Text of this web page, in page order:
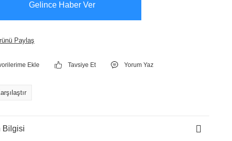
Gelince Haber Ver
Paylaş
Tavsiye Et Yorum Yaz
Bilgisi